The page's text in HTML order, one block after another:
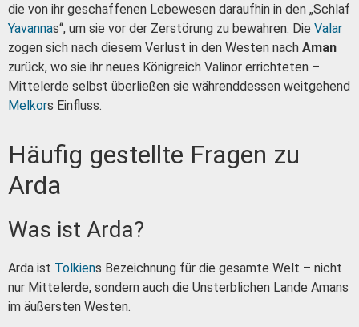
die von ihr geschaffenen Lebewesen daraufhin in den „Schlaf
Yavannas“, um sie vor der Zerstörung zu bewahren. Die Valar
zogen sich nach diesem Verlust in den Westen nach Aman
zurück, wo sie ihr neues Königreich Valinor errichteten –
Mittelerde selbst überließen sie währenddessen weitgehend
Melkors Einfluss.
Häufig gestellte Fragen zu
Arda
Was ist Arda?
Arda ist Tolkiens Bezeichnung für die gesamte Welt – nicht
nur Mittelerde, sondern auch die Unsterblichen Lande Amans
im äußersten Westen.